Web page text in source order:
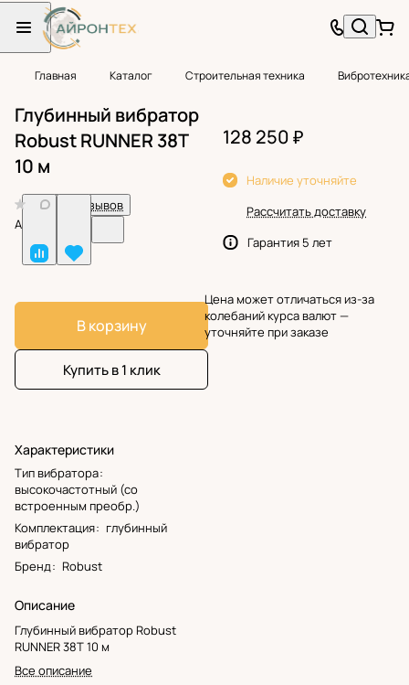
Главная Каталог Строительная техника
Глубинный вибратор
Robust RUNNER 38T
10 м
Нет отзывов
Арт.
В корзину
Купить в 1 клик
Характеристики
Тип вибратора:
высокочастотный (со
встроенным преобр.)
Комплектация: глубинный
вибратор
Бренд: Robust
Описание
Глубинный вибратор Robust
RUNNER 38T 10 м
Все описание
128 250 ₽
Наличие уточняйте
Рассчитать доставку
Гарантия 5 лет
Цена может отличаться из-за
колебаний курса валют —
уточняйте при заказе